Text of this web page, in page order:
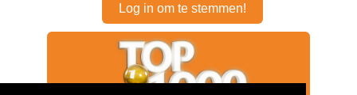
Log in om te stemmen!